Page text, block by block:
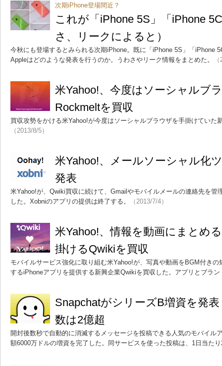
次期iPhone登場間近？
これが「iPhone 5S」「iPhone
さ、リークによると）
今秋にも登場するとみられる次期iPhone。既に「iPhone 5S」「iPhone
Appleはどのような発表を行うのか。うわさやリーク情報をまとめた。
米Yahoo!、今度はソーシャルブ
Rockmeltを買収
買収攻勢をかける米Yahoo!が今度はソーシャルブラウザを手掛けていた
（2013/8/5）
米Yahoo!、メールソーシャル化
発表
米Yahoo!が、Qwiki買収に続けて、Gmailやモバイルメールの連絡先を管
した。Xobniのアプリの提供は終了する。
（2013/7/4）
米Yahoo!、情報を動画にまとめ
掛けるQwikiを買収
モバイルサービス強化に取り組む米Yahoo!が、写真や動画をBGM付きの
するiPhoneアプリを提供する新興企業Qwikiを買収した。アプリとブラ
SnapchatがシリーズB増資を発
数は2億超
開封後数秒で自動的に消滅するメッセージを投稿できる人気のモバイル
額6000万ドルの増資を完了した。同サービスを使った投稿は、1日当た